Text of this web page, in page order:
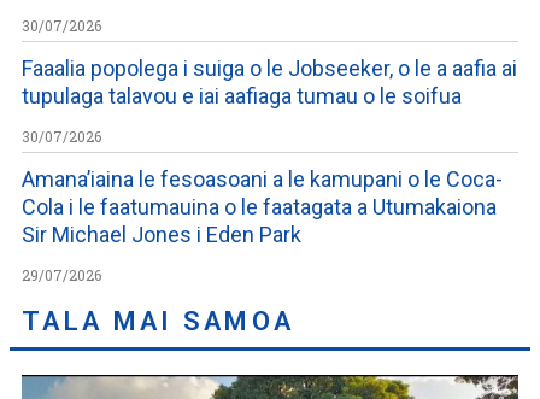
30/07/2026
Faaalia popolega i suiga o le Jobseeker, o le a aafia ai
tupulaga talavou e iai aafiaga tumau o le soifua
30/07/2026
Amana’iaina le fesoasoani a le kamupani o le Coca-
Cola i le faatumauina o le faatagata a Utumakaiona
Sir Michael Jones i Eden Park
29/07/2026
TALA MAI SAMOA